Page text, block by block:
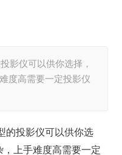
影仪可以供你选择，
度高需要一定投影仪
的投影仪可以供你选
上手难度高需要一定